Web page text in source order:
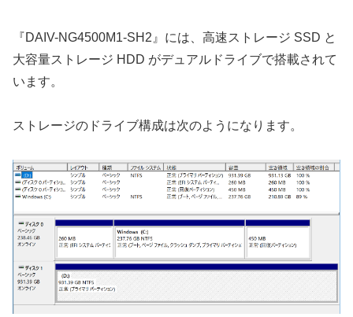
『DAIV-NG4500M1-SH2』には、高速ストレージ SSD と
大容量ストレージ HDD がデュアルドライブで搭載されて
います。
ストレージのドライブ構成は次のようになります。